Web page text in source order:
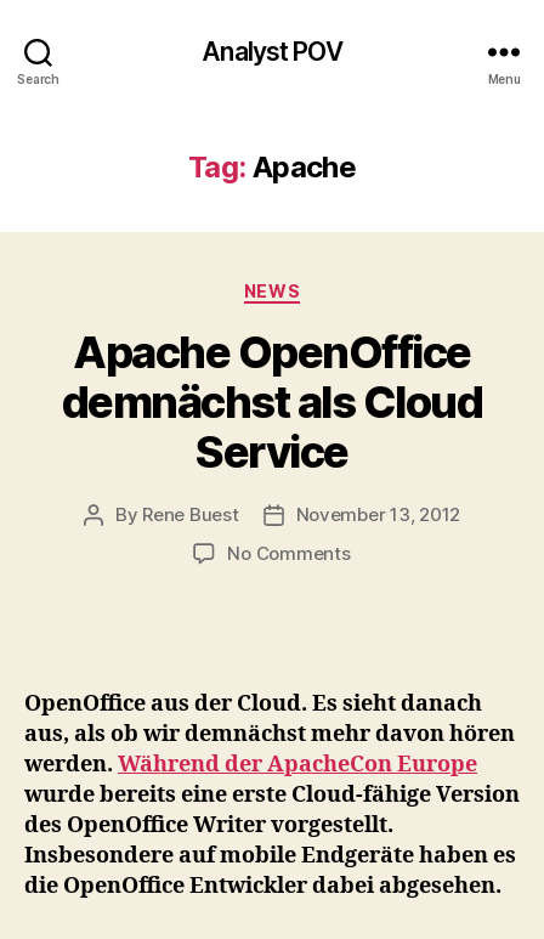
Search
Analyst POV
Menu
Tag: Apache
Categories
NEWS
Apache OpenOffice
demnächst als Cloud
Service
Post
By Rene Buest
PostNovember 13, 2012
No Commentson
Service
OpenOffice aus der Cloud. Es sieht danach
aus, als ob wir demnächst mehr davon hören
werden. Während der ApacheCon Europe
wurde bereits eine erste Cloud-fähige Version
des OpenOffice Writer vorgestellt.
Insbesondere auf mobile Endgeräte haben es
die OpenOffice Entwickler dabei abgesehen.